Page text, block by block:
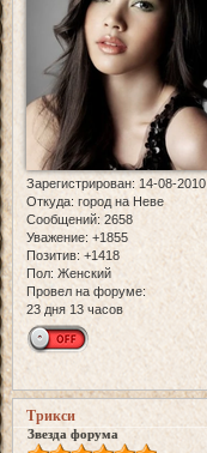
Зарегистрирован: 14-08-2010
Откуда: город на Неве
Сообщений: 2658
Уважение: +1855
Позитив: +1418
Пол: Женский
Провел на форуме:
23 дня 13 часов
Трикси
Звезда форума